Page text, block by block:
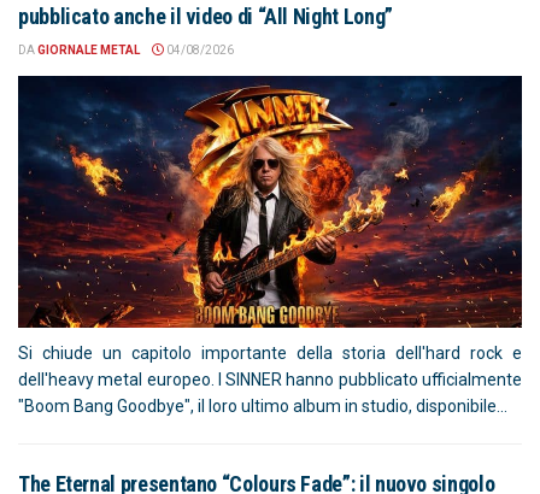
pubblicato anche il video di “All Night Long”
DAGIORNALE METAL 04/08/2026
Si chiude un capitolo importante della storia dell'hard rock e
dell'heavy metal europeo. I SINNER hanno pubblicato ufficialmente
"Boom Bang Goodbye", il loro ultimo album in studio, disponibile...
The Eternal presentano “Colours Fade”: il nuovo singolo